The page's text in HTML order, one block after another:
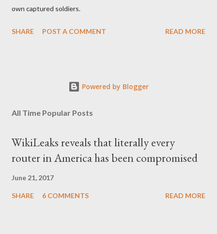
own captured soldiers.
SHARE POST A COMMENT READ MORE
Powered by Blogger
All Time Popular Posts
WikiLeaks reveals that literally every
router in America has been compromised
June 21, 2017
SHARE 6 COMMENTS READ MORE